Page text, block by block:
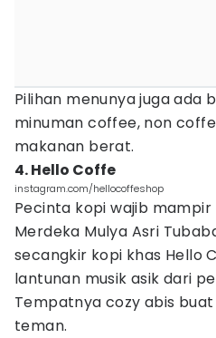
Pilihan menunya juga ada
minuman coffee, non
makanan berat.
4. Hello Coffe
instagram.com/hellocoffeshop
Pecinta kopi wajib
Merdeka Mulya Asri
secangkir kopi khas Hello
lantunan musik asik dari
Tempatnya cozy abis
teman.